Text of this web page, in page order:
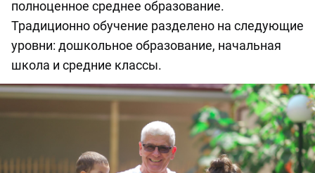
полноценное среднее образование.
Традиционно обучение разделено на следующие
уровни: дошкольное образование, начальная
школа и средние классы.